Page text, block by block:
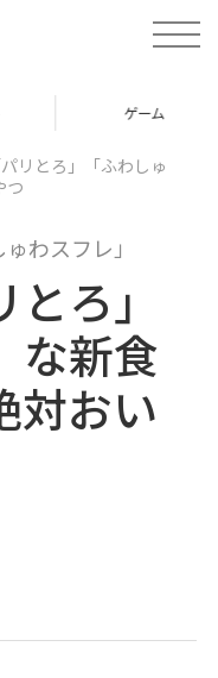
t
o
ゲーム
リとろ」「ふわしゅ
つ
わスフレ」
ろ」
な新食
対おい